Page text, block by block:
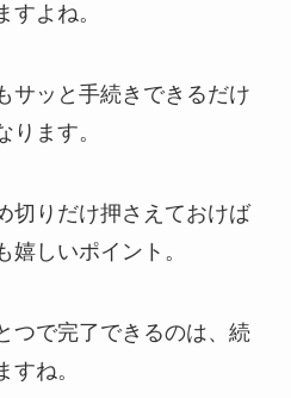
すよね。
サッと手続きできるだけ
ります。
切りだけ押さえておけば
しいポイント。
つで完了できるのは、続
ね。